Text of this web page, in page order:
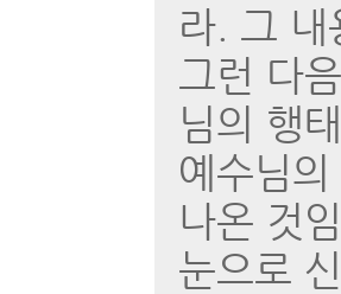
라. 그 내
그런 다
님의 행
예수님
나온 것
눈으로